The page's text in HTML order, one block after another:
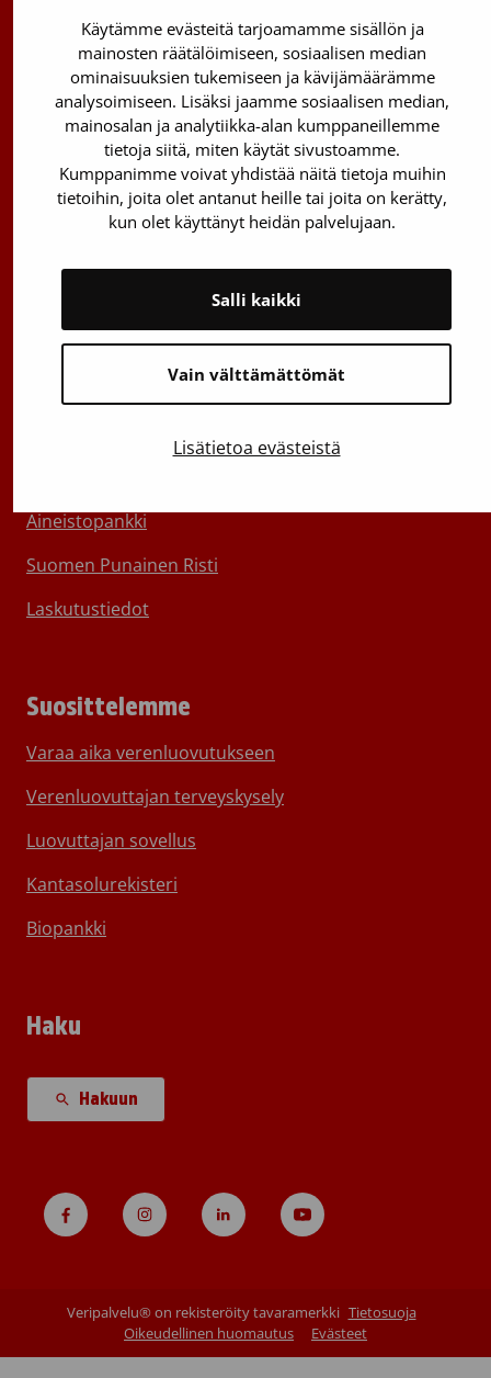
Käytämme evästeitä tarjoamamme sisällön ja
mainosten räätälöimiseen, sosiaalisen median
ominaisuuksien tukemiseen ja kävijämäärämme
analysoimiseen. Lisäksi jaamme sosiaalisen median,
mainosalan ja analytiikka-alan kumppaneillemme
tietoja siitä, miten käytät sivustoamme.
Kumppanimme voivat yhdistää näitä tietoja muihin
tietoihin, joita olet antanut heille tai joita on kerätty,
kun olet käyttänyt heidän palvelujaan.
Vain välttämättömät
Salli kaikki
Lisätietoa evästeistä
Härkälenkki 13
01730 Vantaa
Toimipisteiden yhteystiedot
Vantaan päätoimipiste
Sähköpostiosoitteet: etunimi.sukunimi@veripalvelu.fi
Tietoa Veripalvelusta
Aineistopankki
Suomen Punainen Risti
Laskutustiedot
Suosittelemme
Varaa aika verenluovutukseen
Verenluovuttajan terveyskysely
Luovuttajan sovellus
Kantasolurekisteri
Biopankki
Haku
Hakuun
Veripalvelu® on rekisteröity tavaramerkki Tietosuoja
Oikeudellinen huomautus
Evästeet